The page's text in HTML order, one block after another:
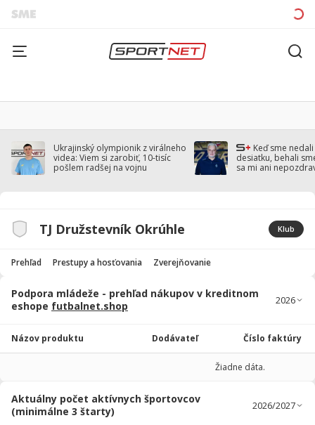
Ukrajinský olympionik z virálneho
videa: Viem si zarobiť, 10-tisíc
pošlem radšej na vojnu
Keď sme
desiatku, behali
sa mi ani
TJ Družstevník Okrúhle Klub
Prehľad Prestupy a hosťovania Zverejňovanie
Podpora mládeže - prehľad nákupov v kreditnom
eshope futbalnet.shop
Názov produktu Dodávateľ Číslo faktúry
Žiadne dáta.
Aktuálny počet aktívnych športovcov
(minimálne 3 štarty)